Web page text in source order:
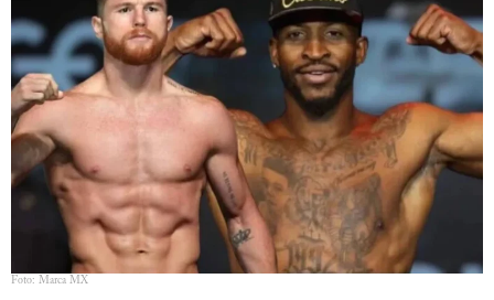
Foto: Marca MX